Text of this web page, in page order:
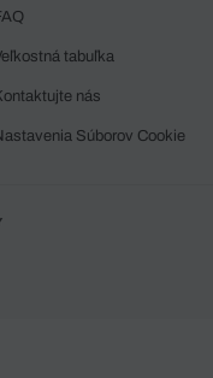
tabuľka
nás
Súborov Cookie